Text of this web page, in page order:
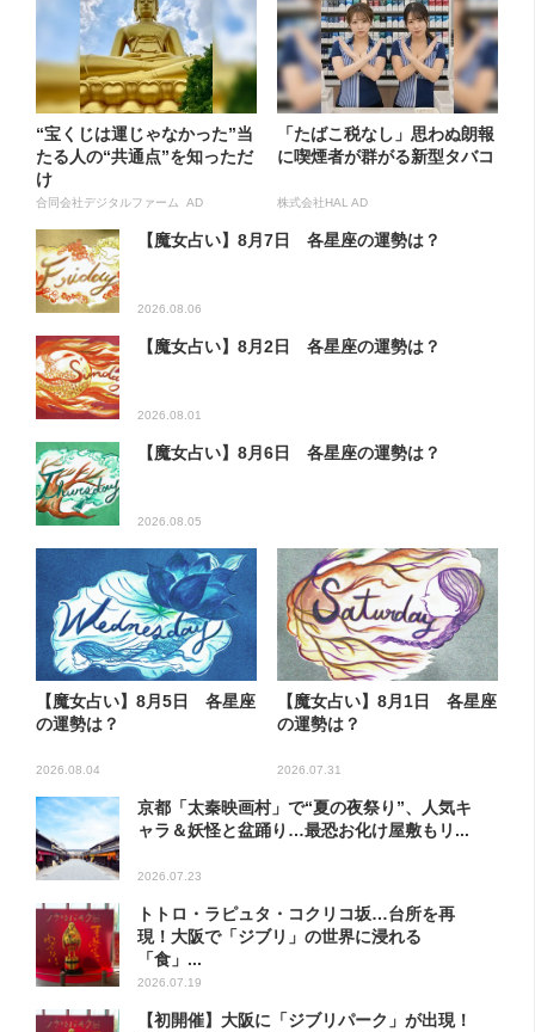
“宝くじは運じゃなかった”当
たる人の“共通点”を知っただ
け
合同会社デジタルファーム AD
「たばこ税なし」思わぬ朗報
に喫煙者が群がる新型タバコ
株式会社HAL AD
【魔女占い】8月7日 各星座の運勢は？
2026.08.06
【魔女占い】8月2日 各星座の運勢は？
2026.08.01
【魔女占い】8月6日 各星座の運勢は？
2026.08.05
【魔女占い】8月5日 各星座
の運勢は？
2026.08.04
【魔女占い】8月1日 各星座
の運勢は？
2026.07.31
京都「太秦映画村」で“夏の夜祭り”、人気キ
ャラ＆妖怪と盆踊り…最恐お化け屋敷もリ...
2026.07.23
トトロ・ラピュタ・コクリコ坂…台所を再
現！大阪で「ジブリ」の世界に浸れる
「食」...
2026.07.19
【初開催】大阪に「ジブリパーク」が出現！